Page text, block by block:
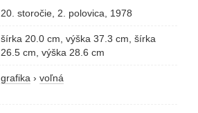
20. storočie, 2. polovica, 1978
šírka 20.0 cm, výška 37.3 cm, šírka
26.5 cm, výška 28.6 cm
grafika › voľná